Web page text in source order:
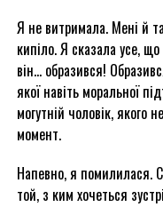
Я не витримала. Мені й
кипіло. Я сказала усе,
він… образився!
якої навіть моральної
могутній чоловік, якого
момент.
Напевно, я помилилася.
той, з ким хочеться